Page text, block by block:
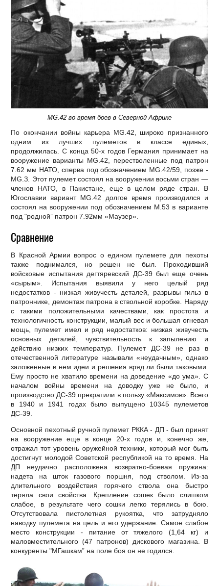
MG.42 во время боев в Северной Африке
По окончании войны карьера МG.42, широко признанного
одним из лучших пулеметов в классе единых,
продолжилась. С конца 50-х годов Германия принимает на
вооружение варианты МG.42, перестволенные под патрон
7.62 мм НАТО, сперва под обозначением МG.42/59, позже -
МG.З. Этот пулемет состоял на вооружении восьми стран —
членов НАТО, в Пакистане, еще в целом ряде стран. В
Югославии вариант МG.42 долгое время производился и
состоял на вооружении под обозначением М.53 в варианте
под "родной” патрон 7.92мм «Маузер».
Сравнение
В Красной Армии вопрос о едином пулемете для пехоты
также поднимался, но решен не был. Проходивший
войсковые испытания дегтяревский ДС-39 был еще очень
«сырым». Испытания выявили у него целый ряд
недостатков - низкая живучесть деталей, разрывы гильз в
патроннике, демонтаж патрона в ствольной коробке. Наряду
с такими положительными качествами, как простота и
технологичность конструкции, малый вес и большая огневая
мощь, пулемет имел и ряд недостатков: низкая живучесть
основных деталей, чувствительность к запылению и
действию низких температур. Пулемет ДС-39 не раз в
отечественной литературе называли «неудачным», однако
заложенные в нем идеи и решения вряд ли были таковыми.
Ему просто не хватило времени на доведение «до ума». С
началом войны времени на доводку уже не было, и
производство ДС-39 прекратили в пользу «Максимов». Всего
в 1940 и 1941 годах было выпущено 10345 пулеметов
ДС-39.
Основной пехотный ручной пулемет РККА - ДП - был принят
на вооружение еще в конце 20-х годов и, конечно же,
отражал тот уровень оружейной техники, который мог быть
достигнут молодой Советской республикой на то время. На
ДП неудачно расположена возвратно-боевая пружина:
надета на шток газового поршня, под стволом. Из-за
длительного воздействия горячего ствола она быстро
теряла свои свойства. Крепление сошек было слишком
слабое, в результате чего сошки легко терялись в бою.
Отсутствовала пистолетная рукоятка, что затрудняло
наводку пулемета на цель и его удержание. Самое слабое
место конструкции - питание от тяжелого (1,64 кг) и
маловместительного (47 патронов) дискового магазина. В
конкуренты "МГашкам” на поле боя он не годился.